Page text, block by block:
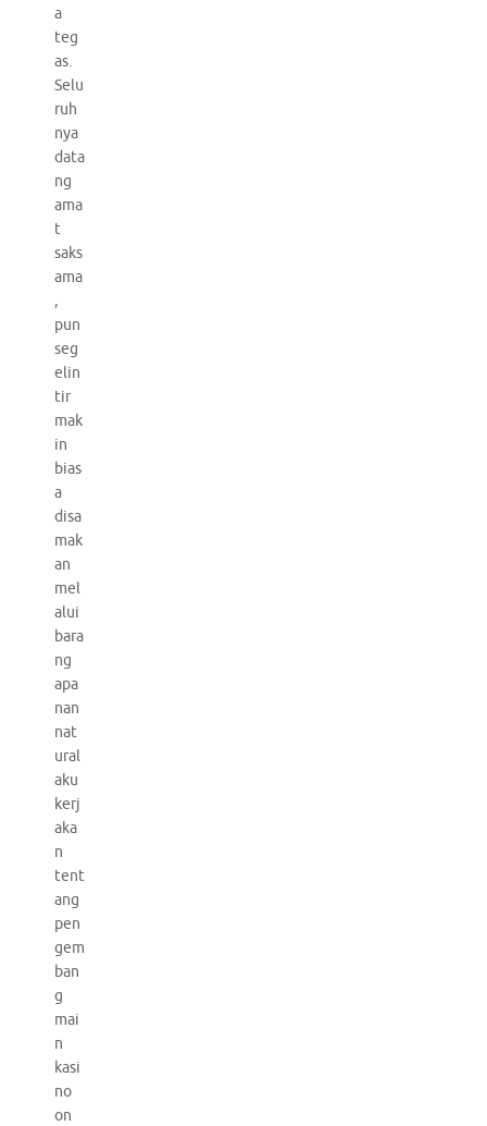
a
teg
as.
Selu
ruh
nya
data
ng
ama
t
saks
ama
,
pun
seg
elin
tir
mak
in
bias
a
disa
mak
an
mel
alui
bara
ng
apa
nan
nat
ural
aku
kerj
aka
n
tent
ang
pen
gem
ban
g
mai
n
kasi
no
on